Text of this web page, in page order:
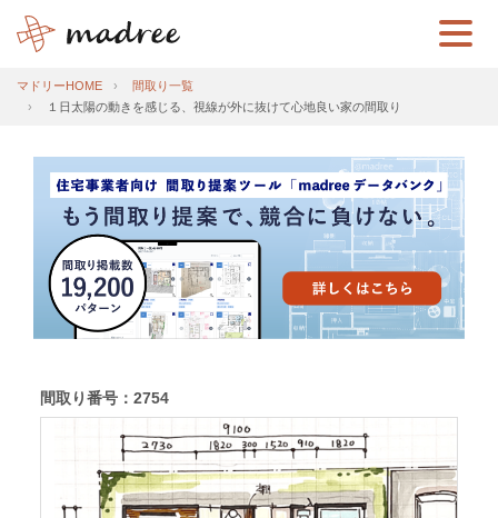
マドリーHOME
間取り一覧
１日太陽の動きを感じる、視線が外に抜けて心地良い家の間取り
間取り番号：2754